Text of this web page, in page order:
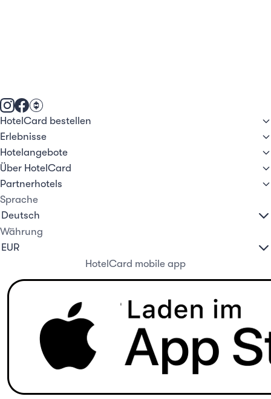
HotelCard bestellen
Erlebnisse
Hotelangebote
Über HotelCard
Partnerhotels
Sprache
Währung
HotelCard mobile app